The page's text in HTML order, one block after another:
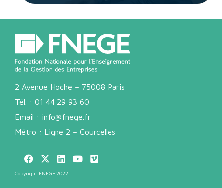
2 Avenue Hoche – 75008 Paris
Tél. : 01 44 29 93 60
Email : info@fnege.fr
Métro : Ligne 2 – Courcelles
Copyright FNEGE 2022